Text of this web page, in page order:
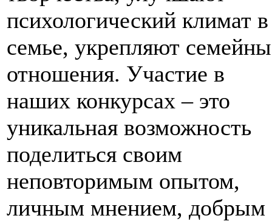
психологический климат в
семье, укрепляют
отношения. Участие в
наших конкурсах – это
уникальная возможность
поделиться своим
неповторимым опытом,
личным мнением, добрым